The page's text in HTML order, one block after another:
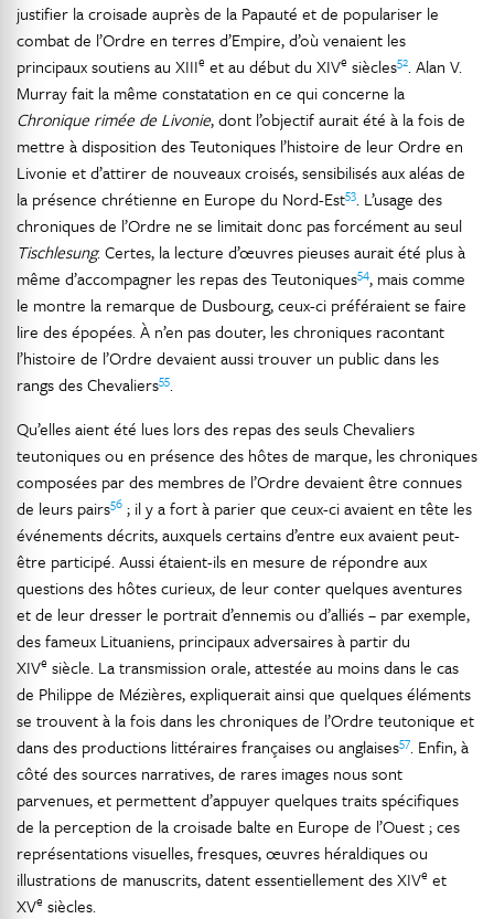
justifier la croisade auprès de la Papauté et de populariser le
combat de l’Ordre en terres d’Empire, d’où venaient les
principaux soutiens au XIIIe et au début du XIVe siècles52. Alan V.
Murray fait la même constatation en ce qui concerne la
Chronique rimée de Livonie, dont l’objectif aurait été à la fois de
mettre à disposition des Teutoniques l’histoire de leur Ordre en
Livonie et d’attirer de nouveaux croisés, sensibilisés aux aléas de
la présence chrétienne en Europe du Nord-Est53. L’usage des
chroniques de l’Ordre ne se limitait donc pas forcément au seul
Tischlesung. Certes, la lecture d’œuvres pieuses aurait été plus à
même d’accompagner les repas des Teutoniques54, mais comme
le montre la remarque de Dusbourg, ceux-ci préféraient se faire
lire des épopées. À n’en pas douter, les chroniques racontant
l’histoire de l’Ordre devaient aussi trouver un public dans les
rangs des Chevaliers55.
Qu’elles aient été lues lors des repas des seuls Chevaliers
teutoniques ou en présence des hôtes de marque, les chroniques
composées par des membres de l’Ordre devaient être connues
de leurs pairs56 ; il y a fort à parier que ceux-ci avaient en tête les
événements décrits, auxquels certains d’entre eux avaient peut-
être participé. Aussi étaient-ils en mesure de répondre aux
questions des hôtes curieux, de leur conter quelques aventures
et de leur dresser le portrait d’ennemis ou d’alliés – par exemple,
des fameux Lituaniens, principaux adversaires à partir du
XIVe siècle. La transmission orale, attestée au moins dans le cas
de Philippe de Mézières, expliquerait ainsi que quelques éléments
se trouvent à la fois dans les chroniques de l’Ordre teutonique et
dans des productions littéraires françaises ou anglaises57. Enfin, à
côté des sources narratives, de rares images nous sont
parvenues, et permettent d’appuyer quelques traits spécifiques
de la perception de la croisade balte en Europe de l’Ouest ; ces
représentations visuelles, fresques, œuvres héraldiques ou
illustrations de manuscrits, datent essentiellement des XIVe et
XVe siècles.